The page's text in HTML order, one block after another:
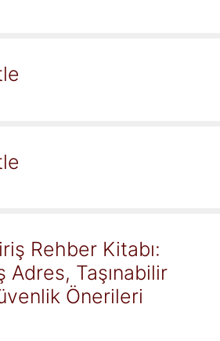
Rehber Kitabı:
Adres, Taşınabilir
Önerileri